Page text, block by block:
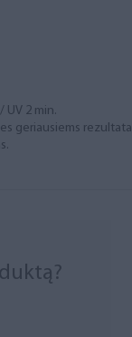
UV 2 min.
geriausiems